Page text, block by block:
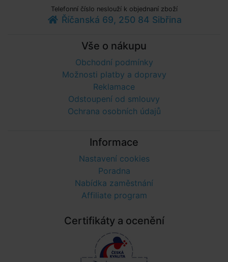
Telefonní číslo neslouží k objednaní zboží
Říčanská 69, 250 84 Sibřina
Vše o nákupu
Obchodní podmínky
Možnosti platby a dopravy
Reklamace
Odstoupení od smlouvy
Ochrana osobních údajů
Informace
Nastavení cookies
Poradna
Nabídka zaměstnání
Affiliate program
Certifikáty a ocenění